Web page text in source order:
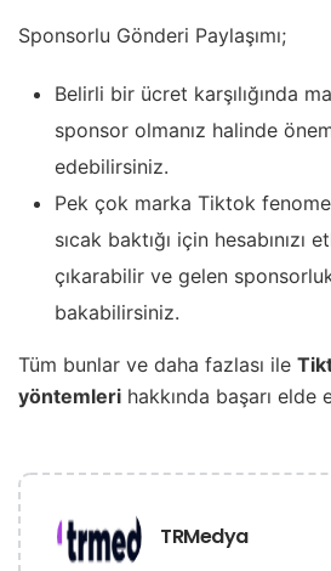
Sponsorlu Gönderi Paylaşımı;
Belirli bir ücret karşılığında
sponsor olmanız halinde
edebilirsiniz.
Pek çok marka Tiktok
sıcak baktığı için hesabınızı
çıkarabilir ve gelen
bakabilirsiniz.
Tüm bunlar ve daha fazlası ile
yöntemleri hakkında başarı elde
TRMedya